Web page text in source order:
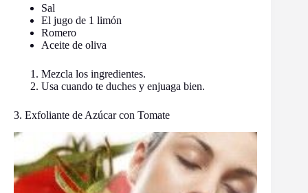
Sal
El jugo de 1 limón
Romero
Aceite de oliva
Mezcla los ingredientes.
Usa cuando te duches y enjuaga bien.
3. Exfoliante de Azúcar con Tomate